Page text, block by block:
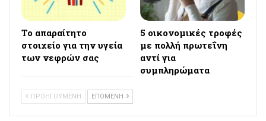
Το απαραίτητο
στοιχείο για την υγεία
των νεφρών σας
5 οικονομικές τροφές
με πολλή πρωτεΐνη
αντί για
συμπληρώματα
ΠΡΟΗΓΟΥΜΕΝΗ ΕΠΟΜΕΝΗ